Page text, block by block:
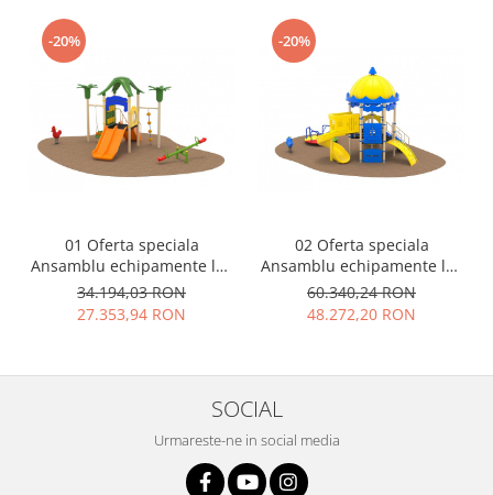
-20%
01 Oferta speciala
Ansamblu echipamente loc
de joaca Scara Tobogan
Cataratoare Leagan
Balansoar Figurina arc
34.194,03 RON
27.353,94 RON
-20%
02 Oferta speciala
Ansamblu echipamente loc
de joaca Scara 2 Tobogane
Cataratoare Figurina arc
Carusel
60.340,24 RON
48.272,20 RON
SOCIAL
Urmareste-ne in social media